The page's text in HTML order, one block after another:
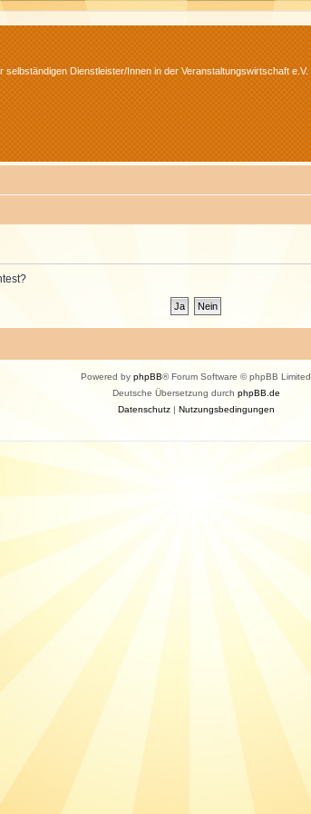
selbständigen Dienstleister/Innen in der Veranstaltungswirtschaft e.V.
Powered by phpBB® Forum Software © phpBB Limited
Deutsche Übersetzung durch phpBB.de
Datenschutz| Nutzungsbedingungen